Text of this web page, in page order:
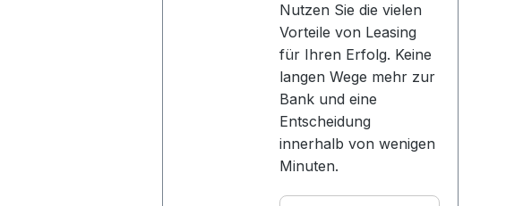
Nutzen Sie die vielen
Vorteile von Leasing
für Ihren Erfolg. Keine
langen Wege mehr zur
Bank und eine
Entscheidung
innerhalb von wenigen
Minuten.